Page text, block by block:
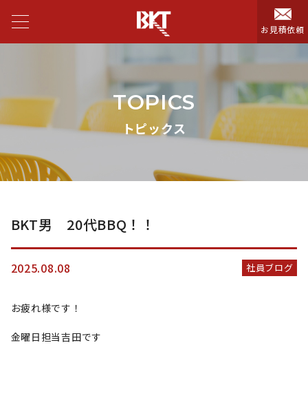
お見積依頼
TOPICS
トピックス
BKT男 20代BBQ！！
2025.08.08 社員ブログ
お疲れ様です！
金曜日担当吉田です